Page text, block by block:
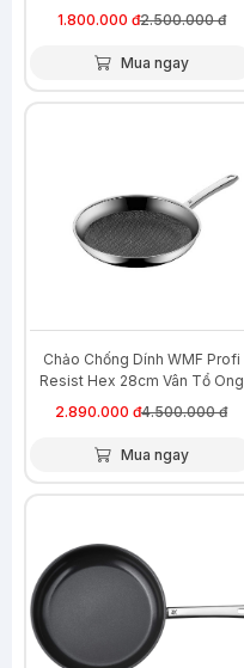
1.800.000 đ2.500.000 đ
Mua ngay
Chảo Chống Dính WMF Profi
Resist Hex 28cm Vân Tổ Ong
2.890.000 đ4.500.000 đ
Mua ngay